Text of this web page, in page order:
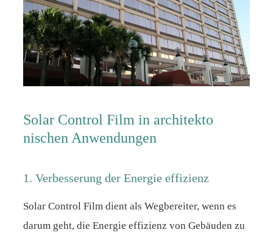
Solar Control Film in architekto
nischen Anwendungen
1. Verbesserung der Energie effizienz
Solar Control Film dient als Wegbereiter, wenn es
darum geht, die Energie effizienz von Gebäuden zu